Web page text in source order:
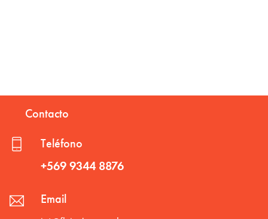
Contacto
Teléfono
+569 9344 8876
Email